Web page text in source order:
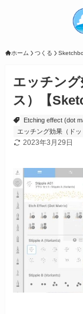
ホーム つくる
エッチン
ス）【
Etching effect (dot
エッチング効果（ドッ
2023年3月29日